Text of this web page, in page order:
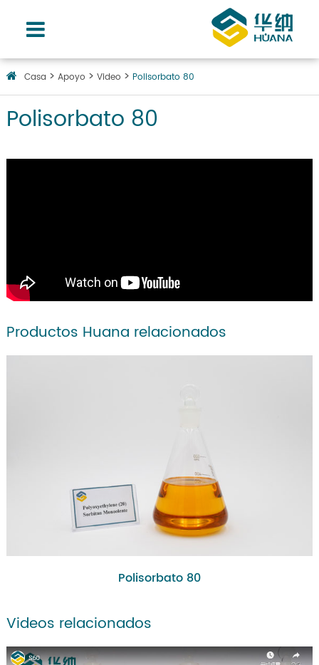
Casa Apoyo Video Polisorbato 80
Polisorbato 80
Productos Huana relacionados
Polisorbato 80
Videos relacionados